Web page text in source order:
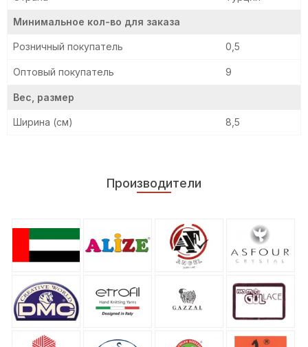
Минимальное кол-во для заказа
Розничный покупатель 0,5
Оптовый покупатель 9
Вес, размер
Ширина (см) 8,5
Производители